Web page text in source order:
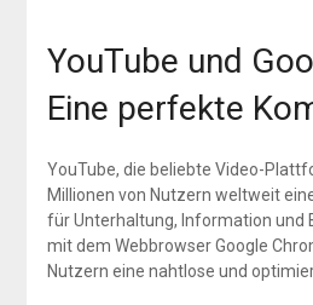
YouTube und
Eine perfekte
YouTube, die beliebte Video-
Millionen von Nutzern weltweit
für Unterhaltung, Information und
mit dem Webbrowser Google
Nutzern eine nahtlose und